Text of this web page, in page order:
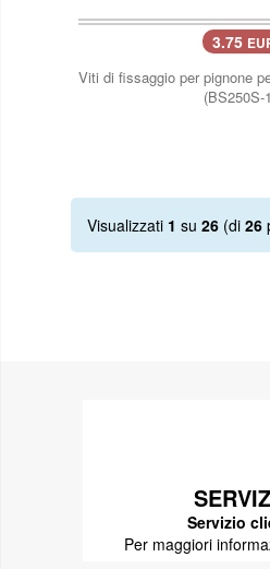
3.75
Viti di fissaggio per pignone
(BS250S-
Visualizzati 1 su 26 (di 26
Servizio
Per maggiori